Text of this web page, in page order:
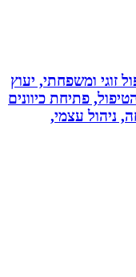
ומשפחתי, יעוץ
פתיחת כיוונים
עצמי,